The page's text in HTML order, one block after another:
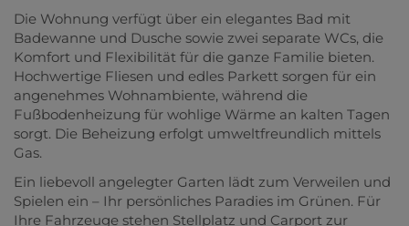
Die Wohnung verfügt über ein elegantes Bad mit
Badewanne und Dusche sowie zwei separate WCs, die
Komfort und Flexibilität für die ganze Familie bieten.
Hochwertige Fliesen und edles Parkett sorgen für ein
angenehmes Wohnambiente, während die
Fußbodenheizung für wohlige Wärme an kalten Tagen
sorgt. Die Beheizung erfolgt umweltfreundlich mittels
Gas.
Ein liebevoll angelegter Garten lädt zum Verweilen und
Spielen ein – Ihr persönliches Paradies im Grünen. Für
Ihre Fahrzeuge stehen Stellplatz und Carport zur